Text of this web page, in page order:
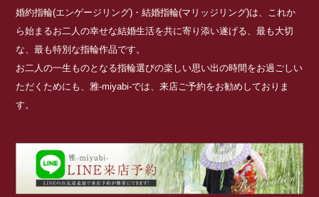
婚約指輪(エンゲージリング)・結婚指輪(マリッジリング)は、これか
ら始まるお二人の幸せな結婚生活を共に寄り添い遂げる、最も大切
な、最も特別な指輪作品です。
お二人の一生ものとなる指輪選びの楽しい思い出の時間をお過ごしい
ただくためにも、雅-miyabi-では、来店ご予約をお勧めしておりま
す。